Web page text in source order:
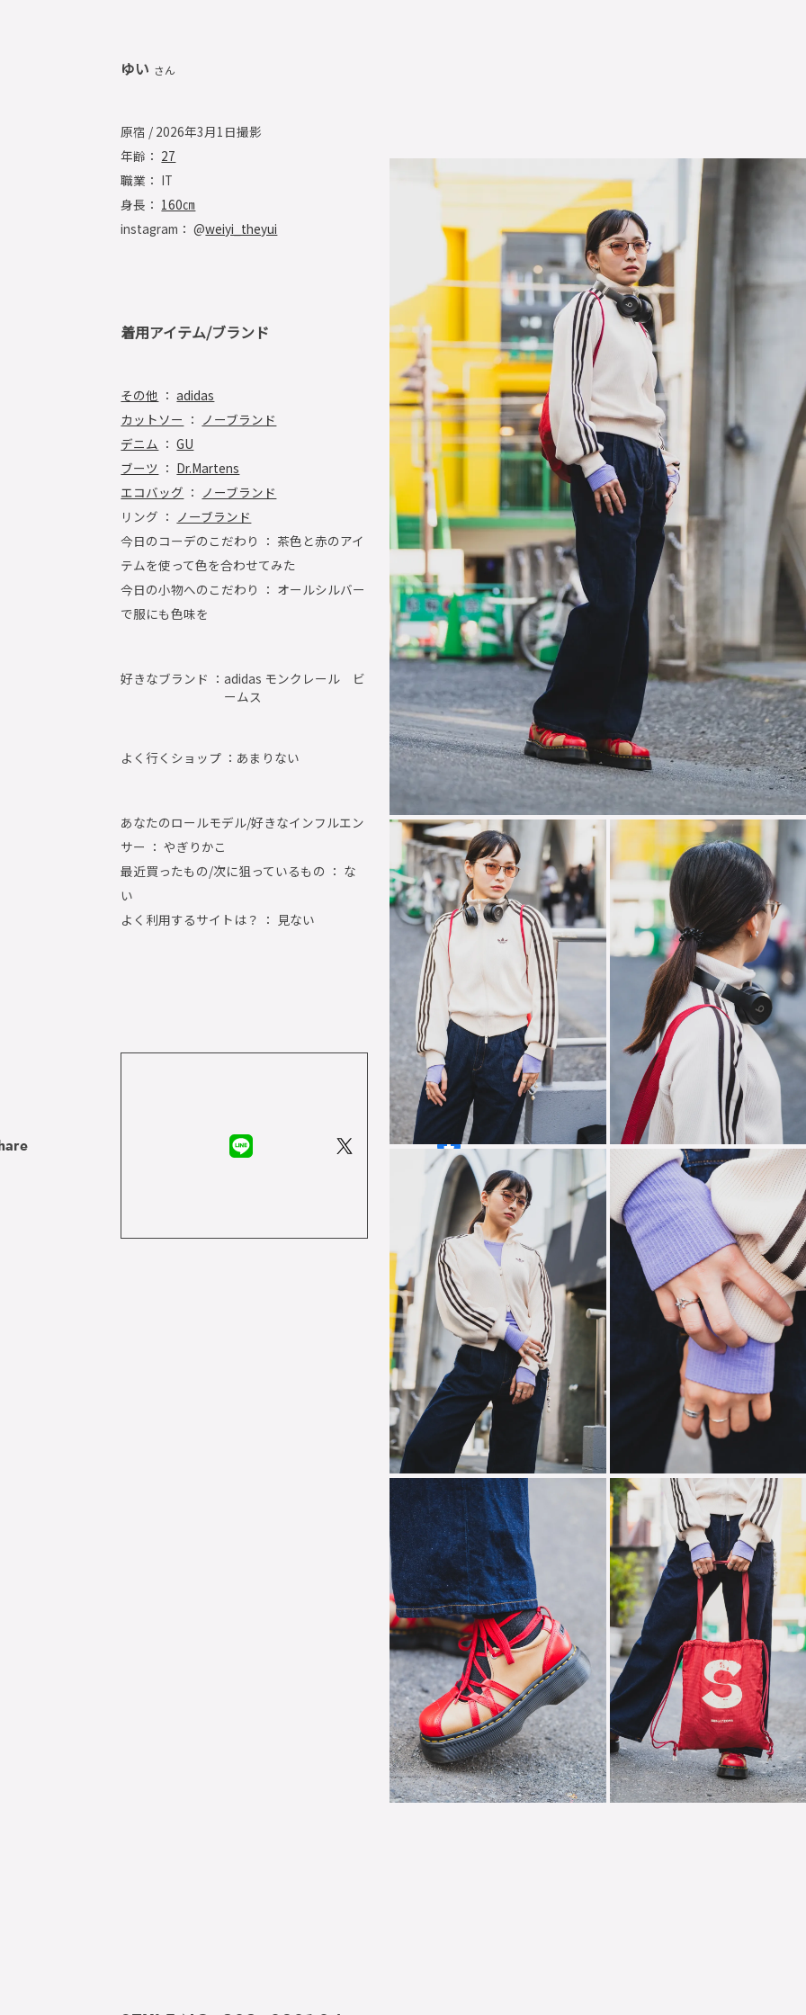
ゆい さん
原宿 / 2026年3月1日撮影
年齢： 27
職業： IT
身長： 160㎝
instagram： @weiyi_theyui
着用アイテム/ブランド
その他 ：adidas
カットソー ： ノーブランド
デニム ：GU
ブーツ ： Dr.Martens
エコバッグ ： ノーブランド
リング ： ノーブランド
今日のコーデのこだわり ： 茶色と赤のアイ
テムを使って色を合わせてみた
今日の小物へのこだわり ： オールシルバー
で服にも色味を
好きなブランド ：adidas モンクレール ビ
ームス
よく行くショップ ： あまりない
あなたのロールモデル/好きなインフルエン
サー ： やぎりかこ
最近買ったもの/次に狙っているもの ： な
い
よく利用するサイトは？ ： 見ない